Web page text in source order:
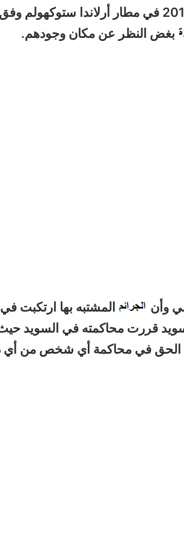
”، في نوفمبر 2019 في مطار أرلاندا
بغض النظر عن مكان وجودهم.
وأن
المشتبه بها ارتكبت في
السويد قررت محاكمته في السويد
الحق في محاكمة أي شخص من أي